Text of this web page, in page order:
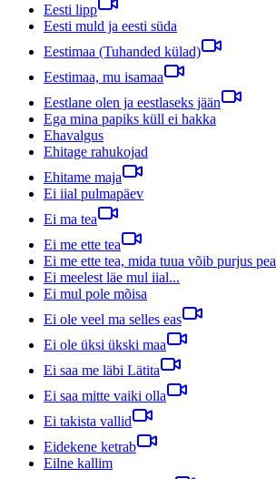
Eesti lipp
Eesti muld ja eesti süda
Eestimaa (Tuhanded külad)
Eestimaa, mu isamaa
Eestlane olen ja eestlaseks jään
Ega mina papiks küll ei hakka
Ehavalgus
Ehitage rahukojad
Ehitame maja
Ei iial pulmapäev
Ei ma tea
Ei me ette tea
Ei me ette tea, mida tuua võib purjus pea
Ei meelest läe mul iial...
Ei mul pole mõisa
Ei ole veel ma selles eas
Ei ole üksi ükski maa
Ei saa me läbi Lätita
Ei saa mitte vaiki olla
Ei takista vallid
Eidekene ketrab
Eilne kallim